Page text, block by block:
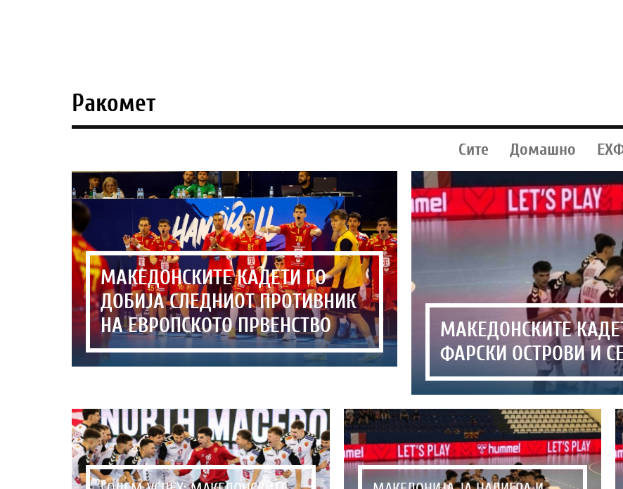
Ракомет
Сите Домашно
МАКЕДОНСКИТЕ КАДЕТИ ГО
ДОБИЈА СЛЕДНИОТ ПРОТИВНИК
НА ЕВРОПСКОТО ПРВЕНСТВО
МАКЕДОНСКИТЕ
ФАРСКИ ОСТРОВИ И